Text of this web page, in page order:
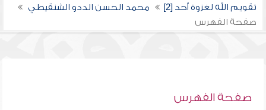
تقويم الله لغزوة أحد [2]
محمد الحسن الددو الشنقيطي
صفحة الفهرس
صفحة الفهرس